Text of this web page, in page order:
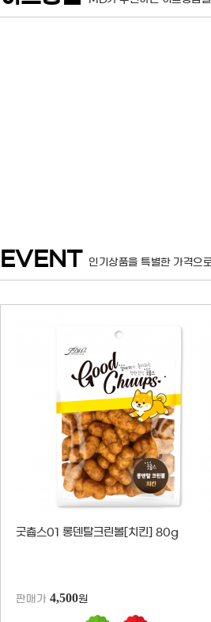
EVENT 인기상품을 특별한 가격으
굿츕스01 롱덴탈크린볼[치킨] 80g
판매가 4,500원